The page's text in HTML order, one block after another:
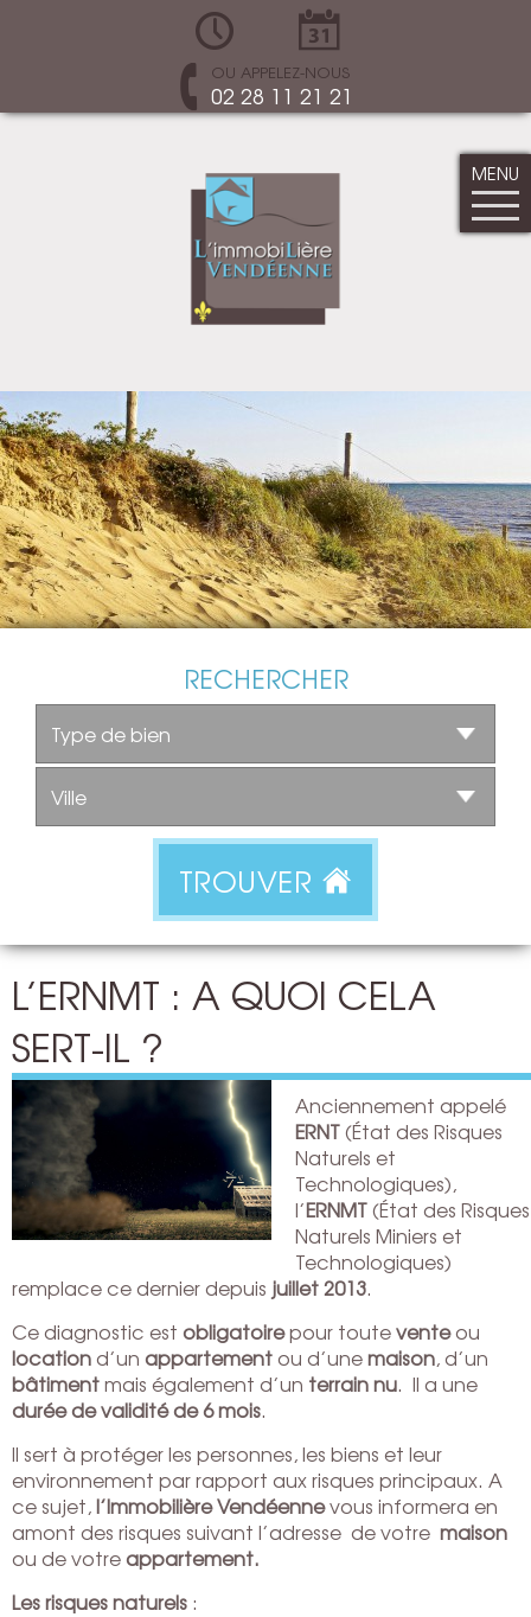
OU APPELEZ-NOUS
02 28 11 21 21
MENU
RECHERCHER
TROUVER
L’ERNMT : A QUOI CELA
SERT-IL ?
Anciennement appelé
ERNT(État des Risques
Naturels et
Technologiques),
l’ERNMT(État des Risques
Naturels Miniers et
Technologiques)
remplace ce dernier depuis juillet 2013.
Ce diagnostic est obligatoirepour touteventeou
locationd’un appartementou d’unemaison, d’un
bâtimentmais également d’un terrain nu. Il a une
durée de validité de 6 mois.
Il sert à protéger les personnes, les biens et leur
environnement par rapport aux risques principaux. A
ce sujet,l’Immobilière Vendéennevous informera en
amont des risques suivant l’adresse de votre maison
ou de votreappartement.
Les risques naturels :